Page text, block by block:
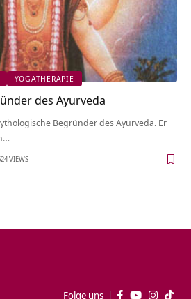
YOGATHERAPIE
des Ayurveda
Begründer des Ayurveda. Er
VIEWS
Folge uns